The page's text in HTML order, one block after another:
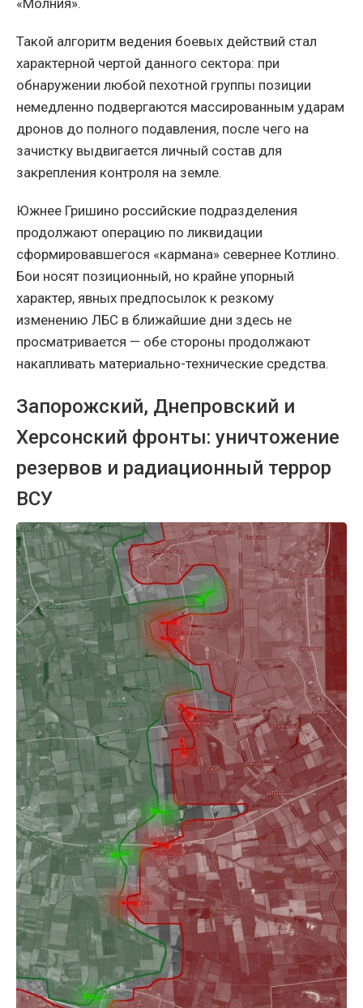
Такой алгоритм ведения боевых действий стал
характерной чертой данного сектора: при
обнаружении любой пехотной группы позиции
немедленно подвергаются массированным ударам
дронов до полного подавления, после чего на
зачистку выдвигается личный состав для
закрепления контроля на земле.
Южнее Гришино российские подразделения
продолжают операцию по ликвидации
сформировавшегося «кармана» севернее Котлино.
Бои носят позиционный, но крайне упорный
характер, явных предпосылок к резкому
изменению ЛБС в ближайшие дни здесь не
просматривается — обе стороны продолжают
накапливать материально-технические средства.
Запорожский, Днепровский и
Херсонский фронты: уничтожение
резервов и радиационный террор
ВСУ